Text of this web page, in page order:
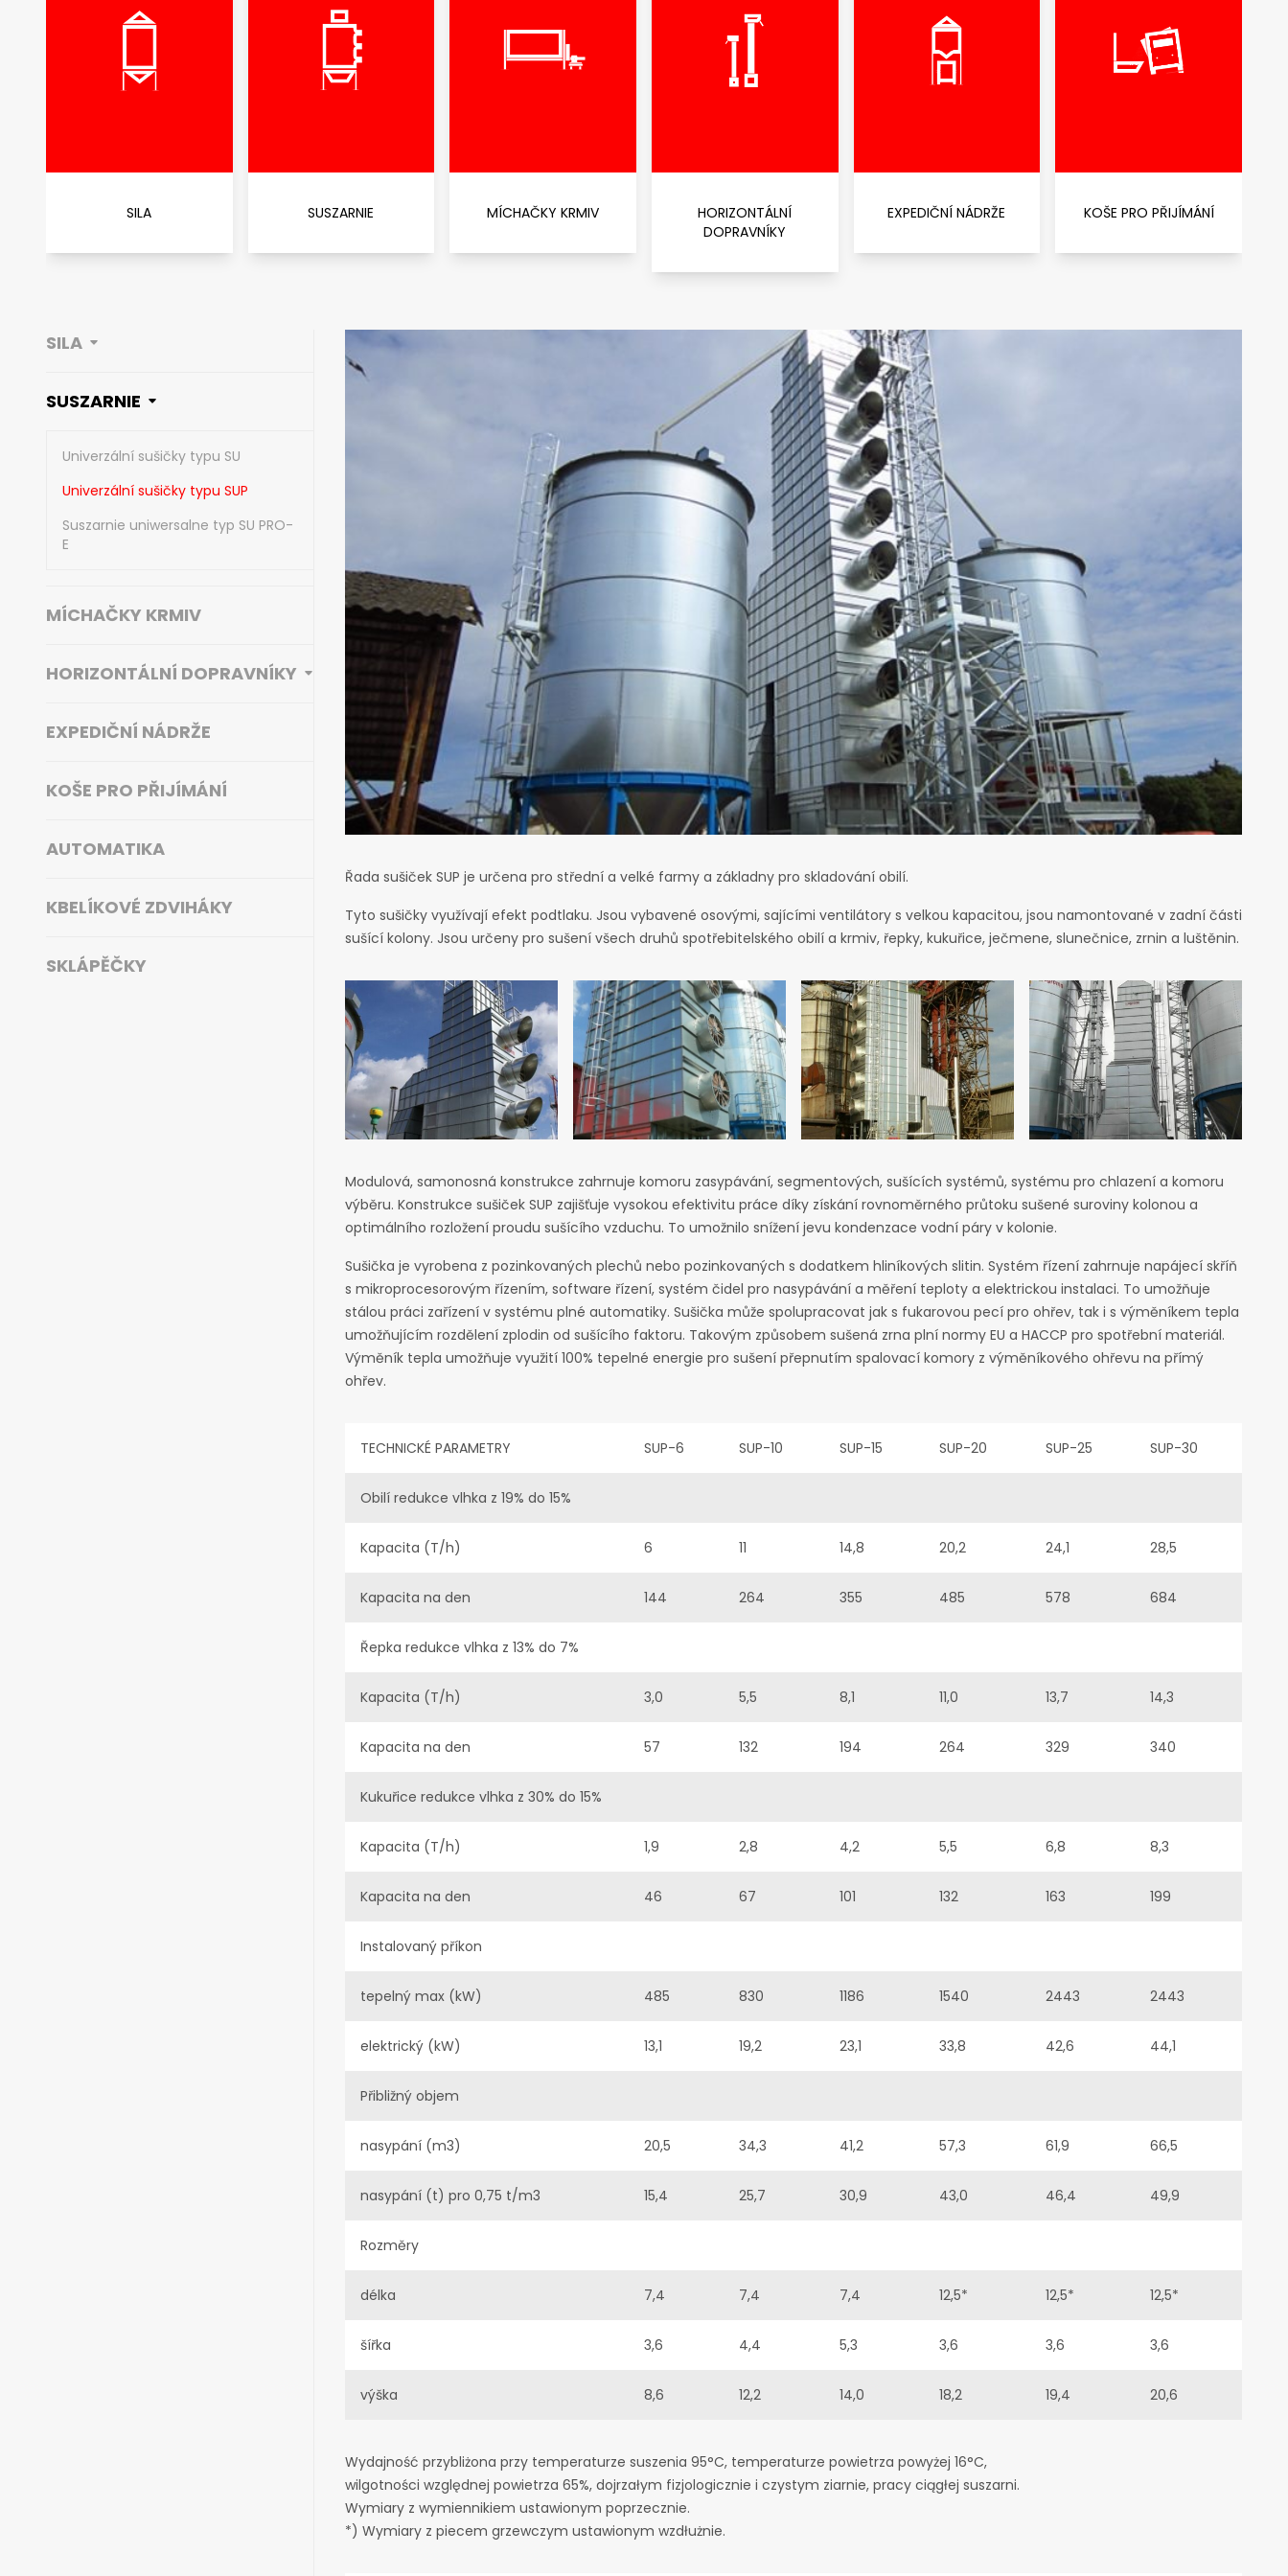
SILA SUSZARNIE MÍCHAČKY KRMIV
HORIZONTÁLNÍ
DOPRAVNÍKY
EXPEDIČNÍ NÁDRŽE KOŠE PRO PŘIJÍMÁNÍ
SILA
SUSZARNIE
Univerzální sušičky typu SU
Univerzální sušičky typu SUP
Suszarnie uniwersalne typ SU PRO-
E
MÍCHAČKY KRMIV
HORIZONTÁLNÍ DOPRAVNÍKY
EXPEDIČNÍ NÁDRŽE
KOŠE PRO PŘIJÍMÁNÍ
AUTOMATIKA
KBELÍKOVÉ ZDVIHÁKY
SKLÁPĚČKY
Řada sušiček SUP je určena pro střední a velké farmy a základny pro skladování obilí.
Tyto sušičky využívají efekt podtlaku. Jsou vybavené osovými, sajícími ventilátory s velkou kapacitou, jsou namontované v zadní části
sušící kolony. Jsou určeny pro sušení všech druhů spotřebitelského obilí a krmiv, řepky, kukuřice, ječmene, slunečnice, zrnin a luštěnin.
Modulová, samonosná konstrukce zahrnuje komoru zasypávání, segmentových, sušících systémů, systému pro chlazení a komoru
výběru. Konstrukce sušiček SUP zajišťuje vysokou efektivitu práce díky získání rovnoměrného průtoku sušené suroviny kolonou a
optimálního rozložení proudu sušícího vzduchu. To umožnilo snížení jevu kondenzace vodní páry v kolonie.
Sušička je vyrobena z pozinkovaných plechů nebo pozinkovaných s dodatkem hliníkových slitin. Systém řízení zahrnuje napájecí skříň
s mikroprocesorovým řízením, software řízení, systém čidel pro nasypávání a měření teploty a elektrickou instalaci. To umožňuje
stálou práci zařízení v systému plné automatiky. Sušička může spolupracovat jak s fukarovou pecí pro ohřev, tak i s výměníkem tepla
umožňujícím rozdělení zplodin od sušícího faktoru. Takovým způsobem sušená zrna plní normy EU a HACCP pro spotřební materiál.
Výměník tepla umožňuje využití 100% tepelné energie pro sušení přepnutím spalovací komory z výměníkového ohřevu na přímý
ohřev.
TECHNICKÉ PARAMETRY SUP-6 SUP-10 SUP-15 SUP-20 SUP-25 SUP-30
Obilí redukce vlhka z 19% do 15%
Kapacita (T/h) 6 11 14,8 20,2 24,1 28,5
Kapacita na den 144 264 355 485 578 684
Řepka redukce vlhka z 13% do 7%
Kapacita (T/h) 3,0 5,5 8,1 11,0 13,7 14,3
Kapacita na den 57 132 194 264 329 340
Kukuřice redukce vlhka z 30% do 15%
Kapacita (T/h) 1,9 2,8 4,2 5,5 6,8 8,3
Kapacita na den 46 67 101 132 163 199
Instalovaný příkon
tepelný max (kW) 485 830 1186 1540 2443 2443
elektrický (kW) 13,1 19,2 23,1 33,8 42,6 44,1
Přibližný objem
nasypání (m3) 20,5 34,3 41,2 57,3 61,9 66,5
nasypání (t) pro 0,75 t/m3 15,4 25,7 30,9 43,0 46,4 49,9
Rozměry
délka 7,4 7,4 7,4 12,5* 12,5* 12,5*
šířka 3,6 4,4 5,3 3,6 3,6 3,6
výška 8,6 12,2 14,0 18,2 19,4 20,6
Wydajność przybliżona przy temperaturze suszenia 95°C, temperaturze powietrza powyżej 16°C,
wilgotności względnej powietrza 65%, dojrzałym fizjologicznie i czystym ziarnie, pracy ciągłej suszarni.
Wymiary z wymiennikiem ustawionym poprzecznie.
*) Wymiary z piecem grzewczym ustawionym wzdłużnie.